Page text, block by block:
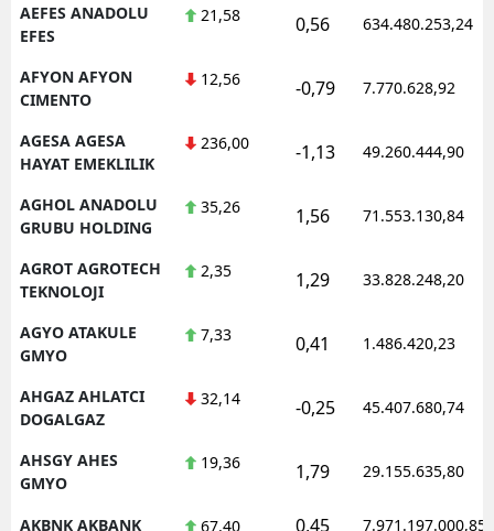
AEFES ANADOLU
EFES
21,58 0,56 634.480.253,24
AFYON AFYON
CIMENTO
12,56 -0,79 7.770.628,92
AGESA AGESA
HAYAT EMEKLILIK
236,00 -1,13 49.260.444,90
AGHOL ANADOLU
GRUBU HOLDING
35,26 1,56 71.553.130,84
AGROT AGROTECH
TEKNOLOJI
2,35 1,29 33.828.248,20
AGYO ATAKULE
GMYO
7,33 0,41 1.486.420,23
AHGAZ AHLATCI
DOGALGAZ
32,14 -0,25 45.407.680,74
AHSGY AHES
GMYO
19,36 1,79 29.155.635,80
AKBNK AKBANK 67,40 0,45 7.971.197.000,85